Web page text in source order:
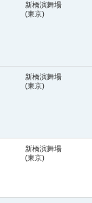
新橋演舞場
(東京)
新橋演舞場
(東京)
新橋演舞場
(東京)